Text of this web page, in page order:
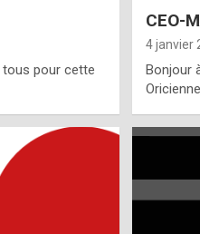
tous pour cette
CEO-
4 janvier
Bonjour